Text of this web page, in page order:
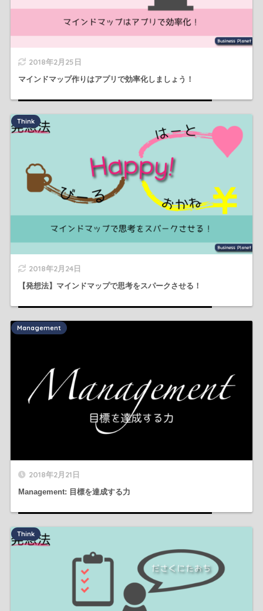
2018年2月25日
マインドマップ作りはアプリで効率化しましょう！
2018年2月24日
【発想法】マインドマップで思考をスパークさせる！
Think
2018年2月21日
Management: 目標を達成する力
Management
Think